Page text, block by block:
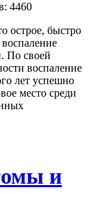
4460
острое, быстро
По своей
воспаление
лет успешно
место среди
и